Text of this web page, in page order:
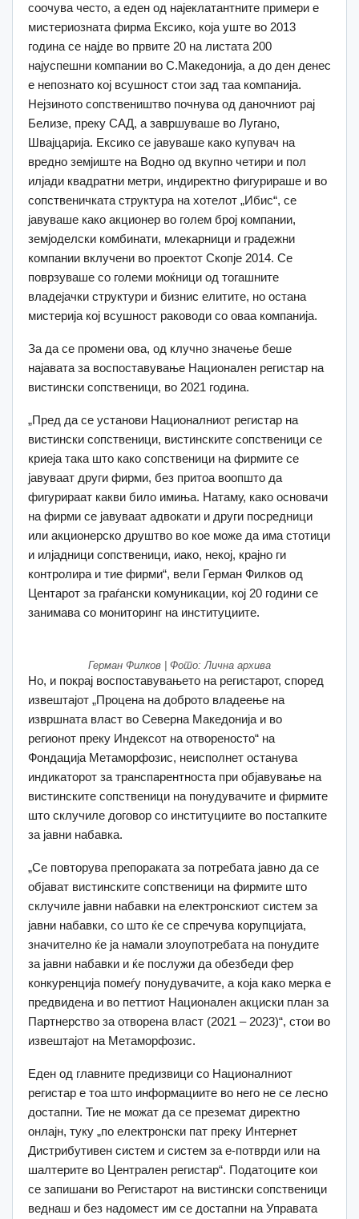
соочува често, а еден од најеклатантните примери е
мистериозната фирма Ексико, која уште во 2013
година се најде во првите 20 на листата 200
најуспешни компании во С.Македонија, а до ден денес
е непознато кој всушност стои зад таа компанија.
Нејзиното сопствеништво почнува од даночниот рај
Белизе, преку САД, а завршуваше во Лугано,
Швајцарија. Ексико се јавуваше како купувач на
вредно земјиште на Водно од вкупно четири и пол
илјади квадратни метри, индиректно фигурираше и во
сопственичката структура на хотелот „Ибис“, се
јавуваше како акционер во голем број компании,
земјоделски комбинати, млекарници и градежни
компании вклучени во проектот Скопје 2014. Се
поврзуваше со големи моќници од тогашните
владејачки структури и бизнис елитите, но остана
мистерија кој всушност раководи со оваа компанија.
За да се промени ова, од клучно значење беше
најавата за воспоставување Национален регистар на
вистински сопственици, во 2021 година.
„Пред да се установи Националниот регистар на
вистински сопственици, вистинските сопственици се
криеја така што како сопственици на фирмите се
јавуваат други фирми, без притоа воопшто да
фигурираат какви било имиња. Натаму, како основачи
на фирми се јавуваат адвокати и други посредници
или акционерско друштво во кое може да има стотици
и илјадници сопственици, иако, некој, крајно ги
контролира и тие фирми“, вели Герман Филков од
Центарот за граѓански комуникации, кој 20 години се
занимава со мониторинг на институциите.
Герман Филков | Фото: Лична архива
Но, и покрај воспоставувањето на регистарот, според
извештајот „Процена на доброто владеење на
извршната власт во Северна Македонија и во
регионот преку Индексот на отвореносто“ на
Фондација Метаморфозис, неисполнет останува
индикаторот за транспарентноста при објавување на
вистинските сопственици на понудувачите и фирмите
што склучиле договор со институциите во постапките
за јавни набавка.
„Се повторува препораката за потребата јавно да се
објават вистинските сопственици на фирмите што
склучиле јавни набавки на електронскиот систем за
јавни набавки, со што ќе се спречува корупцијата,
значително ќе ја намали злоупотребата на понудите
за јавни набавки и ќе послужи да обезбеди фер
конкуренција помеѓу понудувачите, а која како мерка е
предвидена и во петтиот Национален акциски план за
Партнерство за отворена власт (2021 – 2023)“, стои во
извештајот на Метаморфозис.
Еден од главните предизвици со Националниот
регистар е тоа што информациите во него не се лесно
достапни. Тие не можат да се преземат директно
онлајн, туку „по електронски пат преку Интернет
Дистрибутивен систем и систем за е-потврди или на
шалтерите во Централен регистар“. Податоците кои
се запишани во Регистарот на вистински сопственици
веднаш и без надомест им се достапни на Управата